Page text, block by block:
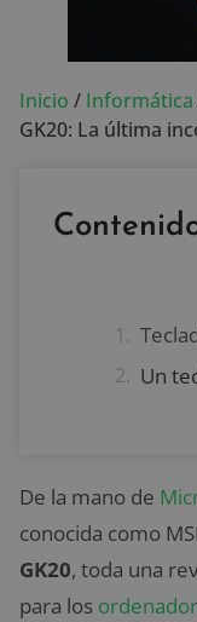
Inicio / Informática
GK20: La última
Un
De la mano de
conocida como
GK20, toda una
para los